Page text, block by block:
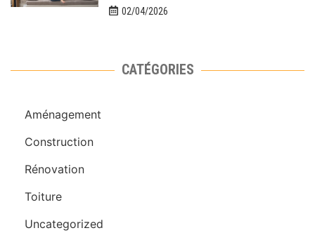
02/04/2026
CATÉGORIES
Aménagement
Construction
Rénovation
Toiture
Uncategorized